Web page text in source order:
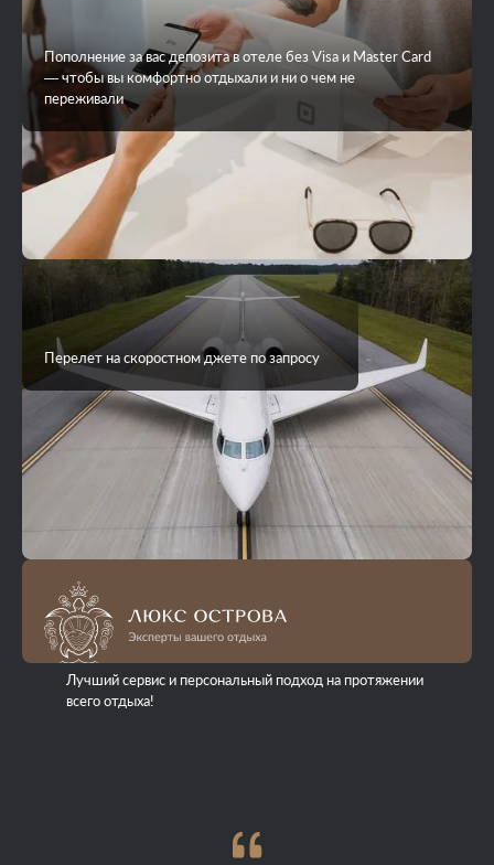
Пополнение за вас депозита в отеле без Visa и Master Card
— чтобы вы комфортно отдыхали и ни о чем не
переживали
Перелет на скоростном джете по запросу
Лучший сервис и персональный подход на протяжении
всего отдыха!